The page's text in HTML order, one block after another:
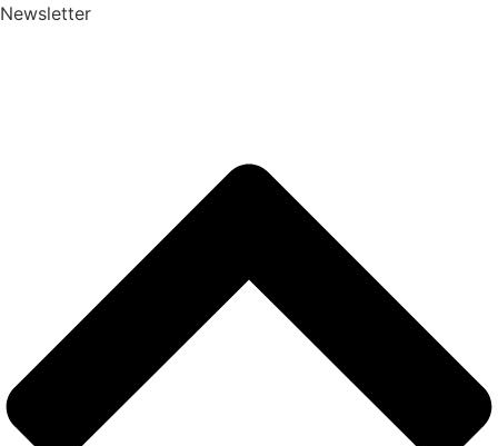
Newsletter